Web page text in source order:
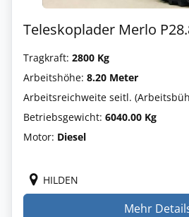
Teleskoplader Merlo
Tragkraft: 2800 Kg
Arbeitshöhe: 8.20 Meter
Arbeitsreichweite seitl.
Betriebsgewicht: 6040.00 Kg
Motor: Diesel
HILDEN
Mehr